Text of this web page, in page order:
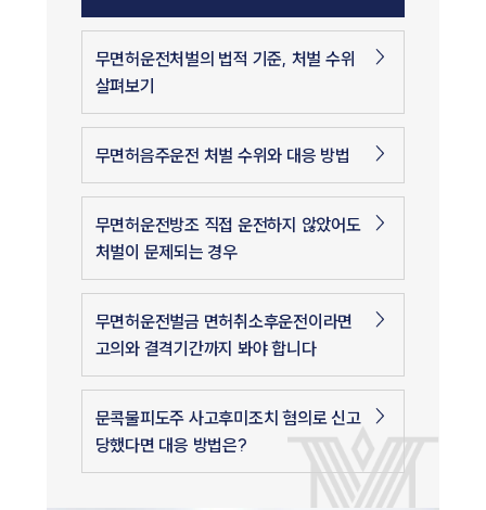
무면허운전처벌의 법적 기준, 처벌 수위
살펴보기
무면허음주운전 처벌 수위와 대응 방법
무면허운전방조 직접 운전하지 않았어도
처벌이 문제되는 경우
무면허운전벌금 면허취소후운전이라면
고의와 결격기간까지 봐야 합니다
문콕물피도주 사고후미조치 혐의로 신고
당했다면 대응 방법은?